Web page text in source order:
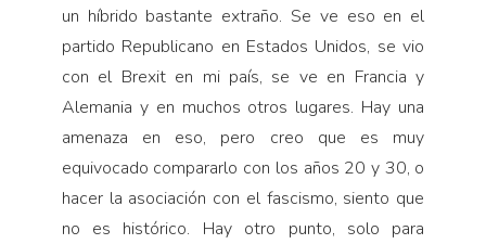
un híbrido bastante extraño. Se ve eso en el
partido Republicano en Estados Unidos, se vio
con el Brexit en mi país, se ve en Francia y
Alemania y en muchos otros lugares. Hay una
amenaza en eso, pero creo que es muy
equivocado compararlo con los años 20 y 30, o
hacer la asociación con el fascismo, siento que
no es histórico. Hay otro punto, solo para